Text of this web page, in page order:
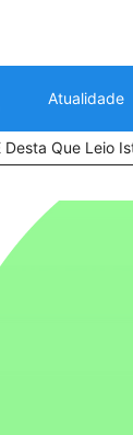
Atualidade
Desta Que Leio